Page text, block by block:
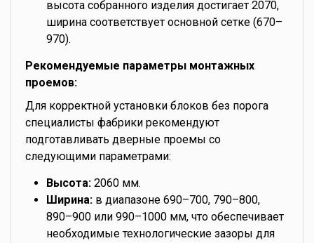
высота собранного изделия достигает 2070,
ширина соответствует основной сетке (670–
970).
Рекомендуемые параметры монтажных
проемов:
Для корректной установки блоков без порога
специалисты фабрики рекомендуют
подготавливать дверные проемы со
следующими параметрами:
Высота: 2060 мм.
Ширина: в диапазоне 690–700, 790–800,
890–900 или 990–1000 мм, что обеспечивает
необходимые технологические зазоры для